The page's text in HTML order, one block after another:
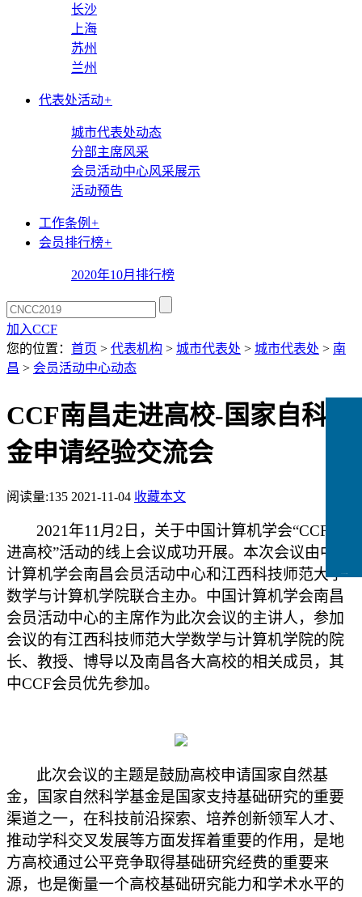
长沙
上海
苏州
兰州
代表处活动+
城市代表处动态
分部主席风采
会员活动中心风采展示
活动预告
工作条例 +
会员排行榜+
2020年10月排行榜
加入CCF
您的位置： 首页 > 代表机构 > 城市代表处 > 城市代表处 > 南
昌 > 会员活动中心动态
CCF南昌走进高校-国家自科基
金申请经验交流会
阅读量:135 2021-11-04 收藏本文
2021年11月2 日，关于中国计算机学会“CCF走
进高校”活动的线上会议成功开展。本次会议由中国
计算机学会南昌会员活动中心和江西科技师范大学
数学与计算机学院联合主办。中国计算机学会南昌
会员活动中心的主席作为此次会议的主讲人，参加
会议的有江西科技师范大学数学与计算机学院的院
长、教授、博导以及南昌各大高校的相关成员，其
中CCF会员优先参加。
此次会议的主题是鼓励高校申请国家自然基
金，国家自然科学基金是国家支持基础研究的重要
渠道之一，在科技前沿探索、培养创新领军人才、
推动学科交叉发展等方面发挥着重要的作用，是地
方高校通过公平竞争取得基础研究经费的重要来
源，也是衡量一个高校基础研究能力和学术水平的